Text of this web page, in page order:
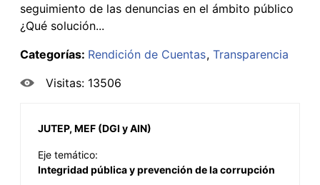
seguimiento de las denuncias en el ámbito público
¿Qué solución...
Categorías: Rendición de Cuentas Transparencia
Visitas: 13506
JUTEP, MEF (DGI y AIN)
Eje temático:
Integridad pública y prevención de la corrupción